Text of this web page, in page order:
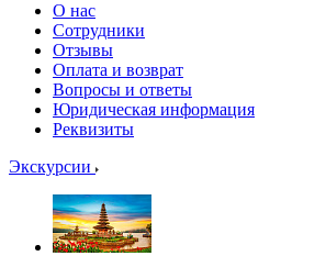
О нас
Сотрудники
Отзывы
Оплата и возврат
Вопросы и ответы
Юридическая информация
Реквизиты
Экскурсии